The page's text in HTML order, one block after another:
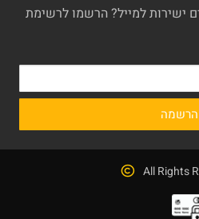
ישירות למייל? הרשמו לרשימת
All Rights